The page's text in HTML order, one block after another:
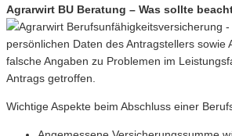
Agrarwirt BU Beratung – Was sollte
persönlichen Daten des Antragstellers
falsche Angaben zu Problemen im
Antrags getroffen.
Wichtige Aspekte beim Abschluss einer